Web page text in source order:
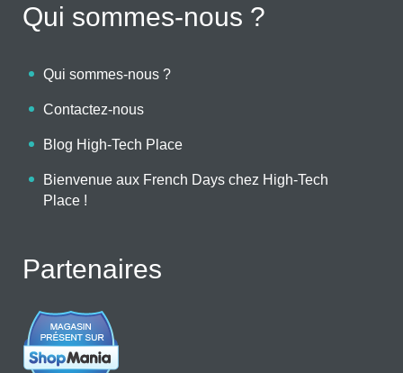
Qui sommes-nous ?
Qui sommes-nous ?
Contactez-nous
Blog High-Tech Place
Bienvenue aux French Days chez High-Tech
Place !
Partenaires